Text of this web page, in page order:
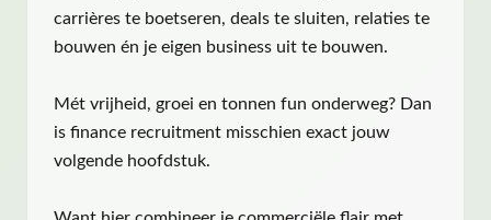
carrières te boetseren, deals te sluiten, relaties te
bouwen én je eigen business uit te bouwen.
Mét vrijheid, groei en tonnen fun onderweg? Dan
is finance recruitment misschien exact jouw
volgende hoofdstuk.